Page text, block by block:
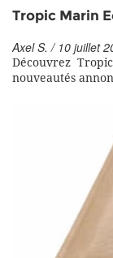
Tropic Marin
Axel S. / 10 juillet
Découvrez
nouveautés